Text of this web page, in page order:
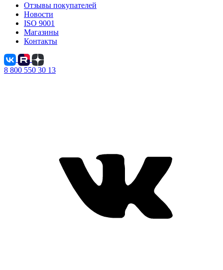
Отзывы покупателей
Новости
ISO 9001
Магазины
Контакты
8 800 550 30 13